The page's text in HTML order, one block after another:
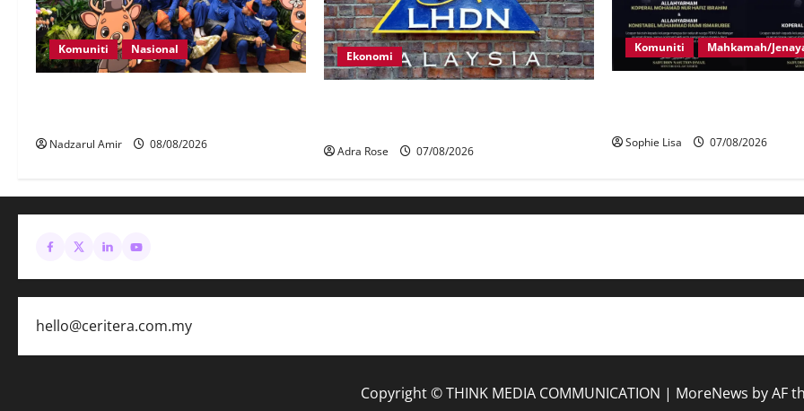
Komuniti Nasional
Nadzarul Amir 08/08/2026
Ekonomi
Adra Rose 07/08/2026
Komuniti Mahkamah/
Sophie Lisa 07/08/2026
hello@ceritera.com.my
Copyright © THINK MEDIA COMMUNICATION | MoreNews by AF